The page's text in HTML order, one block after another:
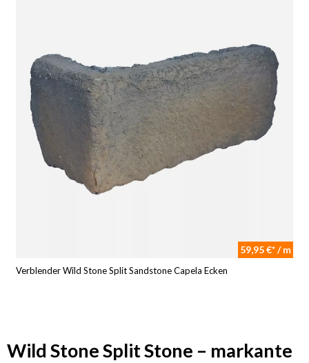
59,95 €* / m
Verblender Wild Stone Split Sandstone Capela Ecken
Wild Stone Split Stone – markante